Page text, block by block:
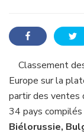
Classement
Europe sur la
partir des ventes
34 pays compilés
Biélorussie,